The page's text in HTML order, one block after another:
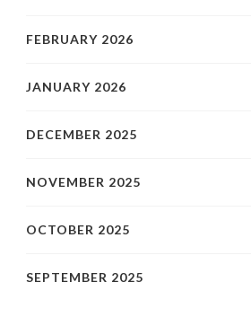
FEBRUARY 2026
JANUARY 2026
DECEMBER 2025
NOVEMBER 2025
OCTOBER 2025
SEPTEMBER 2025